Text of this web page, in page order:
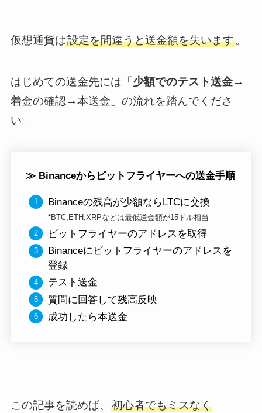
仮想通貨は設定を間違うと送金額を失います。
はじめての送金先には 「少額でのテスト送金→
着金の確認→本送金 」の流れを踏んでくださ
い。
≫ Binanceからビットフライヤーへの送金手順
Binanceの残高が少額ならLTCに交換
*BTC,ETH,XRPなどは最低送金額が15ドル相当
ビットフライヤーのアドレスを取得
Binanceにビットフライヤーのアドレスを
登録
テスト送金
質問に回答して残高反映
成功したら本送金
この記事を読めば、 初心者でもミスなく